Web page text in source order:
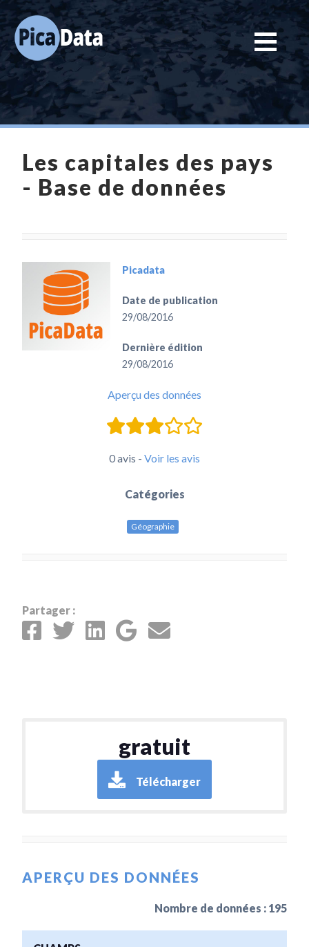
Les capitales des pays
- Base de données
Picadata
Date de publication
29/08/2016
Dernière édition
29/08/2016
Aperçu des données
0 avis - Voir les avis
Catégories
Géographie
Partager :
gratuit
Télécharger
APERÇU DES DONNÉES
Nombre de données : 195